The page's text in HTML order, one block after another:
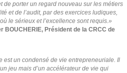
de porter un regard nouveau sur les métiers
et de l’audit, par des exercices ludiques,
le sérieux et l’excellence sont requis.»
BOUCHERIE, Président de la CRCC de
est un condensé de vie entrepreneuriale. Il
jeu mais d’un accélérateur de vie qui